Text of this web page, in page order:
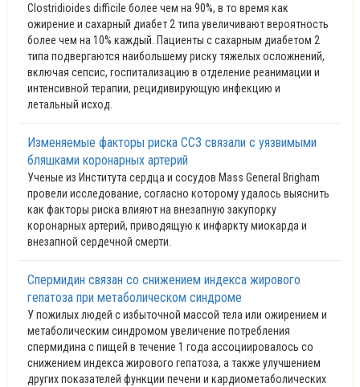
Clostridioides difficile более чем на 90%, в то время как
ожирение и сахарный диабет 2 типа увеличивают вероятность
более чем на 10% каждый. Пациенты с сахарным диабетом 2
типа подвергаются наибольшему риску тяжелых осложнений,
включая сепсис, госпитализацию в отделение реанимации и
интенсивной терапии, рецидивирующую инфекцию и
летальный исход.
Изменяемые факторы риска ССЗ связали с уязвимыми
бляшками коронарных артерий
Ученые из Института сердца и сосудов Mass General Brigham
провели исследование, согласно которому удалось выяснить
как факторы риска влияют на внезапную закупорку
коронарных артерий, приводящую к инфаркту миокарда и
внезапной сердечной смерти.
Спермидин связан со снижением индекса жирового
гепатоза при метаболическом синдроме
У пожилых людей с избыточной массой тела или ожирением и
метаболическим синдромом увеличение потребления
спермидина с пищей в течение 1 года ассоциировалось со
снижением индекса жирового гепатоза, а также улучшением
других показателей функции печени и кардиометаболических